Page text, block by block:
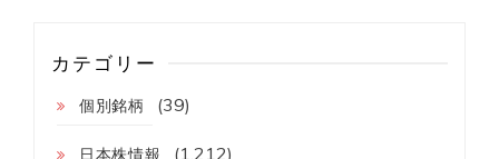
カテゴリー
個別銘柄 (39)
日本株情報 (1,212)